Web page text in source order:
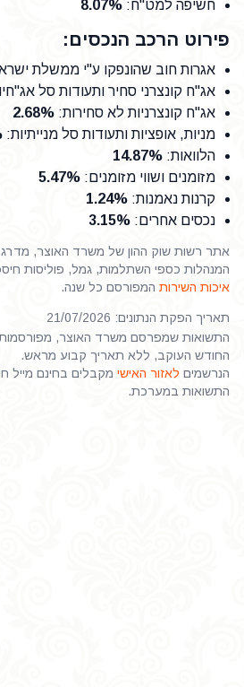
חשיפה למט"ח:
8.07%
פירוט הרכב הנכסים:
אגרות חוב שהונפקו ע"י ממשלת
אג"ח קונצרני סחיר ותעודות סל
אג"ח קונצרניות לא סחירות:
2.68%
מניות, אופציות ותעודות סל מנייתיות:
הלוואות:
14.87%
מזומנים ושווי מזומנים:
5.47%
קרנות נאמנות:
1.24%
נכסים אחרים:
3.15%
אתר רשות שוק ההון של משרד האוצר,
המנהלות כספי השתלמות, גמל, פוליסות
איכות השירות המפורסם כל שנה.
תאריך הפקת הנתונים: 21/07/2026
התשואות שמפרסם משרד האוצר,
החודש העוקב, ללא תאריך קבוע מראש.
הנרשמים לאזור האישי מקבלים בחינם מייל
התשואות במערכת.